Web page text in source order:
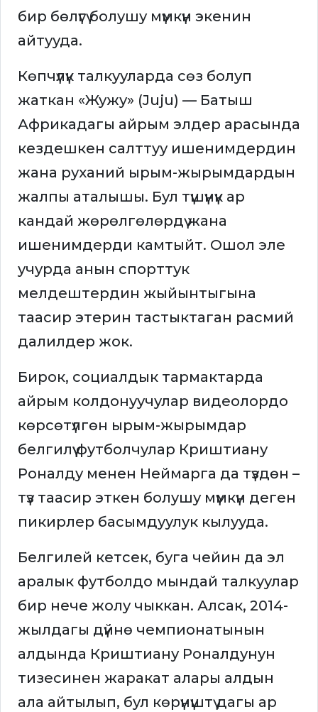
бир бөлүгү болушу мүмкүн экенин
айтууда.
Көпчүлүк талкууларда сөз болуп
жаткан «Жужу» (Juju) — Батыш
Африкадагы айрым элдер арасында
кездешкен салттуу ишенимдердин
жана руханий ырым-жырымдардын
жалпы аталышы. Бул түшүнүк ар
кандай жөрөлгөлөрдү жана
ишенимдерди камтыйт. Ошол эле
учурда анын спорттук
мелдештердин жыйынтыгына
таасир этерин тастыктаган расмий
далилдер жок.
Бирок, социалдык тармактарда
айрым колдонуучулар видеолордо
көрсөтүлгөн ырым-жырымдар
белгилүү футболчулар Криштиану
Роналду менен Неймарга да түздөн –
түз таасир эткен болушу мүмкүн деген
пикирлер басымдуулук кылууда.
Белгилей кетсек, буга чейин да эл
аралык футболдо мындай талкуулар
бир нече жолу чыккан. Алсак, 2014-
жылдагы дүйнө чемпионатынын
алдында Криштиану Роналдунун
тизесинен жаракат алары алдын
ала айтылып, бул көрүнүштү дагы ар